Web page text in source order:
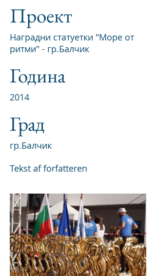
Проект
Наградни статуетки "Море от
ритми" - гр.Балчик
Година
2014
Град
гр.Балчик
Tekst af forfatteren